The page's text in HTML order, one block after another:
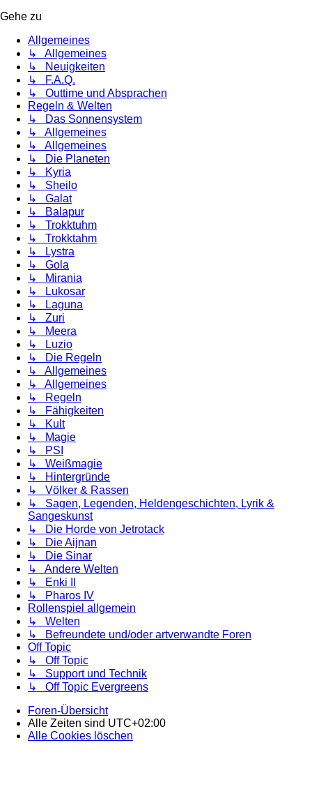
Gehe zu
Allgemeines
↳ Allgemeines
↳ Neuigkeiten
↳ F.A.Q.
↳ Outtime und Absprachen
Regeln & Welten
↳ Das Sonnensystem
↳ Allgemeines
↳ Allgemeines
↳ Die Planeten
↳ Kyria
↳ Sheilo
↳ Galat
↳ Balapur
↳ Trokktuhm
↳ Trokktahm
↳ Lystra
↳ Gola
↳ Mirania
↳ Lukosar
↳ Laguna
↳ Zuri
↳ Meera
↳ Luzio
↳ Die Regeln
↳ Allgemeines
↳ Allgemeines
↳ Regeln
↳ Fähigkeiten
↳ Kult
↳ Magie
↳ PSI
↳ Weißmagie
↳ Hintergründe
↳ Völker & Rassen
↳ Sagen, Legenden, Heldengeschichten, Lyrik &
Sangeskunst
↳ Die Horde von Jetrotack
↳ Die Aijnan
↳ Die Sinar
↳ Andere Welten
↳ Enki II
↳ Pharos IV
Rollenspiel allgemein
↳ Welten
↳ Befreundete und/oder artverwandte Foren
Off Topic
↳ Off Topic
↳ Support und Technik
↳ Off Topic Evergreens
Foren-Übersicht
Alle Zeiten sind UTC+02:00
Alle Cookies löschen